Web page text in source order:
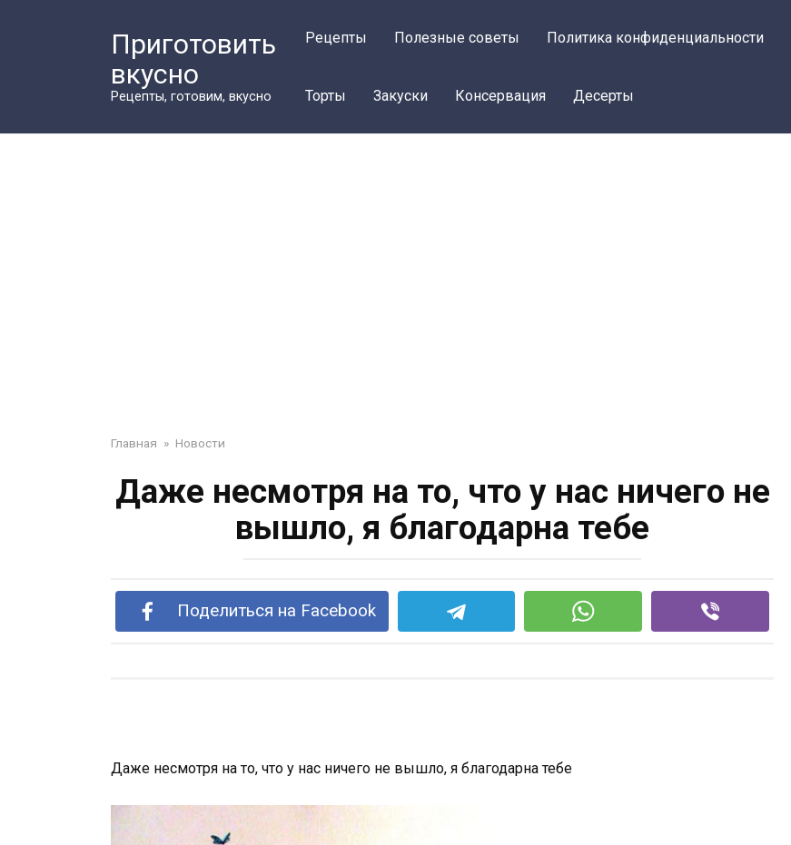
Приготовить
вкусно
Рецепты, готовим, вкусно
Рецепты Полезные советы Политика конфиденциальности
Торты Закуски Консервация Десерты
Главная » Новости
Даже несмотря на то, что у нас ничего не
вышло, я благодарна тебе
Поделиться на Facebook
Даже несмотря на то, что у нас ничего не вышло, я благодарна тебе